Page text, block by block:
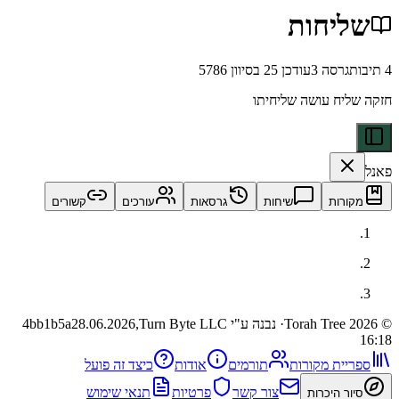
3עודכן 25 בסיוון 5786
עושה שליחיתו
שיחות גרסאות עורכים קשורים
· נבנה ע"י Turn Byte LLC 4bb1b5a28.06.2026,
מקורות תורמים אודות כיצד זה פועל
היכרות צור קשר פרטיות תנאי שימוש